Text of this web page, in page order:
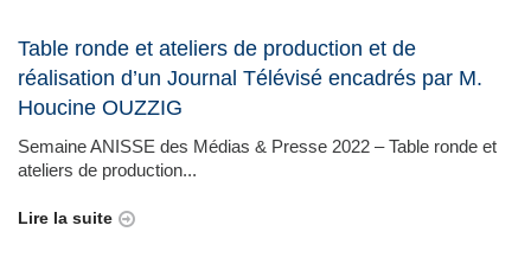
Table ronde et ateliers de production et de
réalisation d’un Journal Télévisé encadrés par M.
Houcine OUZZIG
Semaine ANISSE des Médias & Presse 2022 – Table ronde et
ateliers de production...
Lire la suite